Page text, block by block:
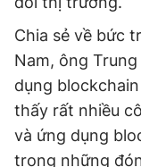
Chia sẻ về bức
Nam, ông
dụng
thấy rất nhiều
và ứng dụng
trong những